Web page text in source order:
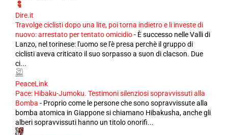
Dire.it
Travolge ciclisti dopo una lite, poi torna indietro e li investe di
nuovo: arrestato per tentato omicidio- È successo nelle Valli di
Lanzo, nel torinese: l'uomo se l'è presa perchè il gruppo di
ciclisti aveva criticato il suo sorpasso a suon di clacson. Due
ci...
PeaceLink
Pace: Hibaku-Jumoku. Testimoni silenziosi sopravvissuti alla
Bomba - Proprio come le persone che sono sopravvissute alla
bomba atomica in Giappone si chiamano Hibakusha, anche gli
alberi sopravvissuti hanno un titolo onorifi...